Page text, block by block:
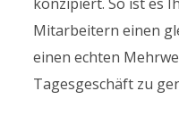
Mitarbeitern einen
einen echten
Tagesgeschäft zu